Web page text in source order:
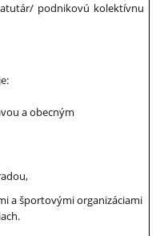
podnikovú kolektívnu
a obecným
a športovými organizáciami